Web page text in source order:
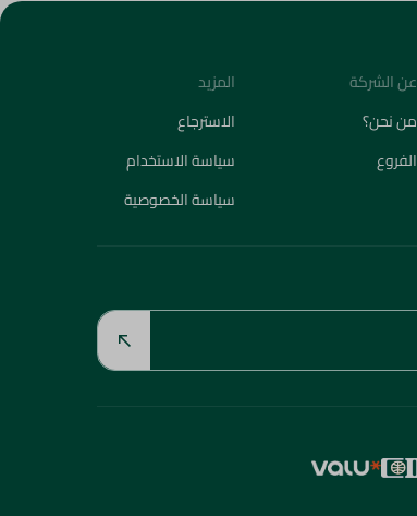
عن الشركة
من نحن؟
الفروع
المزيد
الاسترجاع
سياسة الاستخدام
سياسة الخصوصية